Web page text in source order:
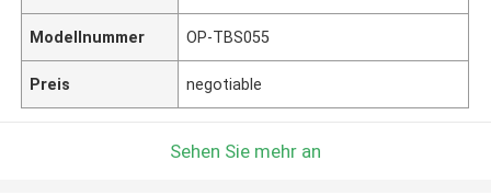
Modellnummer OP-TBS055
Preis negotiable
Sehen Sie mehr an